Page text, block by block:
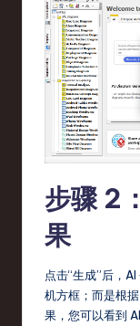
In
步骤 2
果
点击“生成”后，
机方框；而是根
果，您可以看到